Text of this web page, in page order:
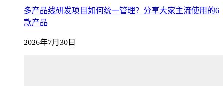
多产品线研发项目如何统一管理？分享大家主流使用的6
款产品
2026年7月30日